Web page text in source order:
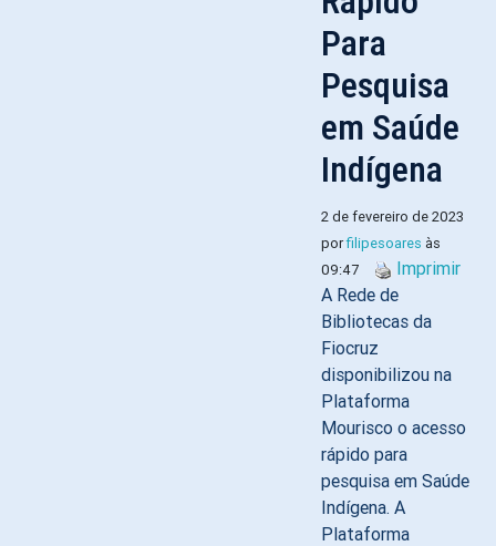
Para
Pesquisa
em Saúde
Indígena
2 de fevereiro de 2023
porfilipesoares às
09:47
Imprimir
A Rede de
Bibliotecas da
Fiocruz
disponibilizou na
Plataforma
Mourisco o acesso
rápido para
pesquisa em Saúde
Indígena. A
Plataforma